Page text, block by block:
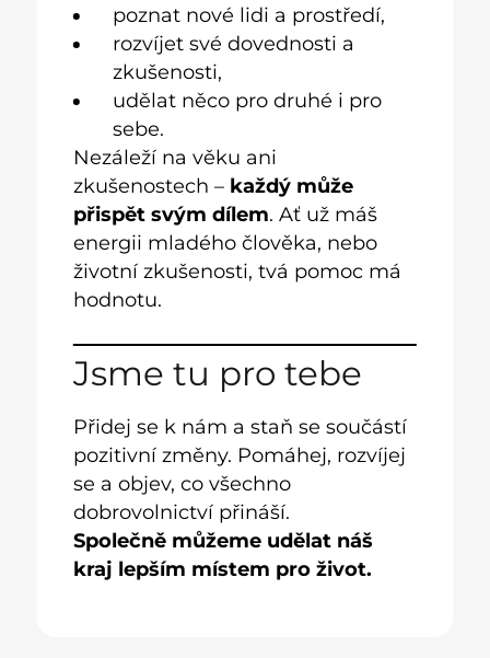
poznat nové lidi a prostředí,
rozvíjet své dovednosti a
zkušenosti,
udělat něco pro druhé i pro
sebe.
Nezáleží na věku ani
zkušenostech – každý může
přispět svým dílem. Ať už máš
energii mladého člověka, nebo
životní zkušenosti, tvá pomoc má
hodnotu.
Jsme tu pro tebe
Přidej se k nám a staň se součástí
pozitivní změny. Pomáhej, rozvíjej
se a objev, co všechno
dobrovolnictví přináší.
Společně můžeme udělat náš
kraj lepším místem pro život.